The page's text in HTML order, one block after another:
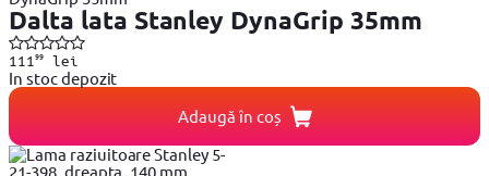
Dalta lata Stanley DynaGrip 35mm
111 99lei
In stoc depozit
Adaugă în coș